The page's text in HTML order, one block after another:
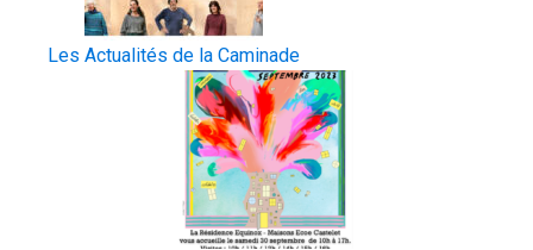
Les Actualités de la Caminade